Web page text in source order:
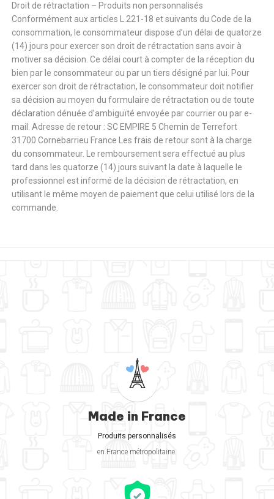
Droit de rétractation – Produits non personnalisés
Conformément aux articles L.221-18 et suivants du Code de la
consommation, le consommateur dispose d’un délai de quatorze
(14) jours pour exercer son droit de rétractation sans avoir à
motiver sa décision. Ce délai court à compter de la réception du
bien par le consommateur ou par un tiers désigné par lui. Pour
exercer son droit de rétractation, le consommateur doit notifier
sa décision au moyen du formulaire de rétractation ou de toute
déclaration dénuée d’ambiguïté envoyée par courrier ou par e-
mail. Adresse de retour : SC EMPIRE 5 Chemin de Terrefort
31700 Cornebarrieu France Les frais de retour sont à la charge
du consommateur. Le remboursement sera effectué au plus
tard dans les quatorze (14) jours suivant la date à laquelle le
professionnel est informé de la décision de rétractation, en
utilisant le même moyen de paiement que celui utilisé lors de la
commande.
Made in France
Produits personnalisés
en France métropolitaine.